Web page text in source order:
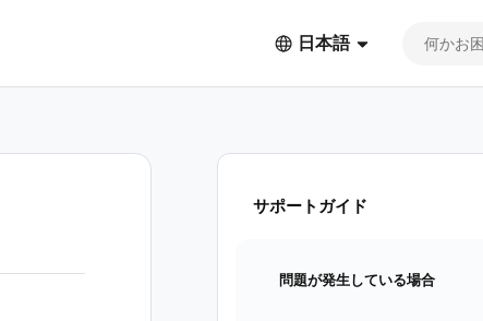
日本語
サポートガイド
問題が発生している場合